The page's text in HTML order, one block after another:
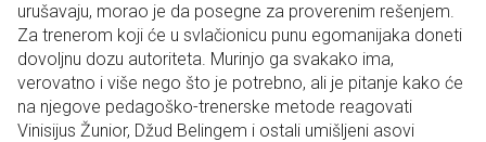
urušavaju, morao je da posegne za proverenim rešenjem.
Za trenerom koji će u svlačionicu punu egomanijaka doneti
dovoljnu dozu autoriteta. Murinjo ga svakako ima,
verovatno i više nego što je potrebno, ali je pitanje kako će
na njegove pedagoško-trenerske metode reagovati
Vinisijus Žunior, Džud Belingem i ostali umišljeni asovi